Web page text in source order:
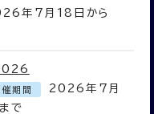
年7月18日から
催期間
2026年7月
で